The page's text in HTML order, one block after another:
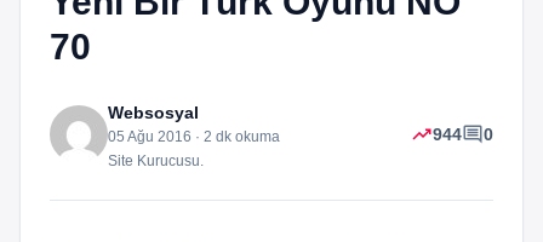
70
Websosyal
05 Ağu 2016 · 2 dk okuma
Site Kurucusu.
trending_up944comment0